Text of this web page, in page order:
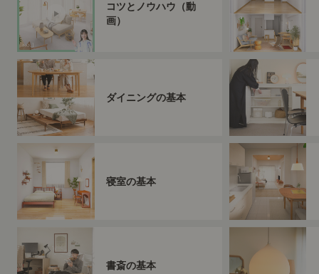
コツとノウハウ（動
画）
ダイニングの基本
寝室の基本
書斎の基本